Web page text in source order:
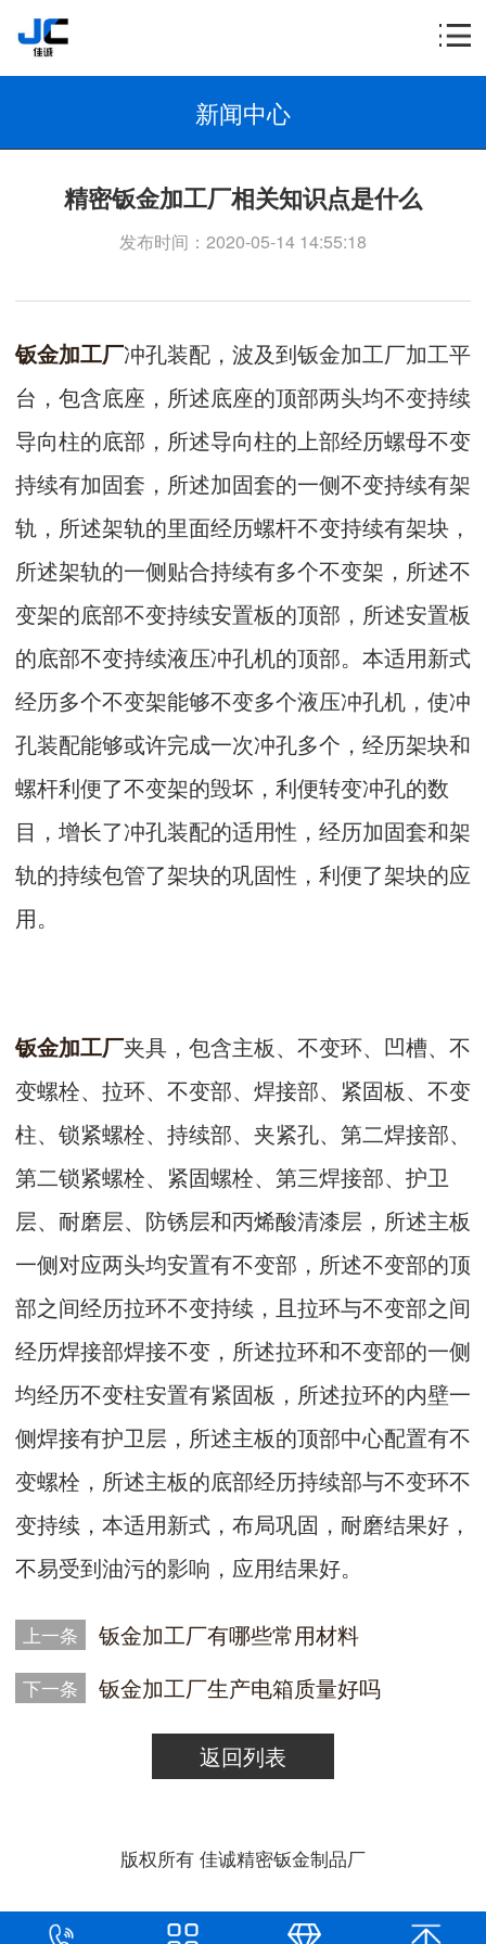
新闻中心
精密钣金加工厂相关知识点是什么
发布时间：2020-05-14 14:55:18
钣金加工厂冲孔装配，波及到钣金加工厂加工平
台，包含底座，所述底座的顶部两头均不变持续
导向柱的底部，所述导向柱的上部经历螺母不变
持续有加固套，所述加固套的一侧不变持续有架
轨，所述架轨的里面经历螺杆不变持续有架块，
所述架轨的一侧贴合持续有多个不变架，所述不
变架的底部不变持续安置板的顶部，所述安置板
的底部不变持续液压冲孔机的顶部。本适用新式
经历多个不变架能够不变多个液压冲孔机，使冲
孔装配能够或许完成一次冲孔多个，经历架块和
螺杆利便了不变架的毁坏，利便转变冲孔的数
目，增长了冲孔装配的适用性，经历加固套和架
轨的持续包管了架块的巩固性，利便了架块的应
用。
钣金加工厂夹具，包含主板、不变环、凹槽、不
变螺栓、拉环、不变部、焊接部、紧固板、不变
柱、锁紧螺栓、持续部、夹紧孔、第二焊接部、
第二锁紧螺栓、紧固螺栓、第三焊接部、护卫
层、耐磨层、防锈层和丙烯酸清漆层，所述主板
一侧对应两头均安置有不变部，所述不变部的顶
部之间经历拉环不变持续，且拉环与不变部之间
经历焊接部焊接不变，所述拉环和不变部的一侧
均经历不变柱安置有紧固板，所述拉环的内壁一
侧焊接有护卫层，所述主板的顶部中心配置有不
变螺栓，所述主板的底部经历持续部与不变环不
变持续，本适用新式，布局巩固，耐磨结果好，
不易受到油污的影响，应用结果好。
上一条 ​钣金加工厂有哪些常用材料
下一条 钣金加工厂生产电箱质量好吗
返回列表
版权所有 佳诚精密钣金制品厂